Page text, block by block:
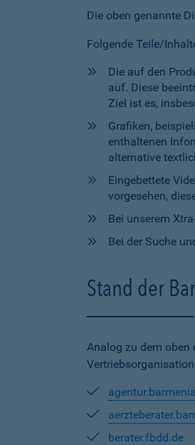
Die oben genannte
Folgende Teile/
Die auf den
auf. Diese
Ziel ist es,
Grafiken,
enthaltenen
alternative
Eingebettete
vorgesehen,
Bei unserem
Bei der Suche
Stand der
Analog zu dem oben
berater.fbdd.de